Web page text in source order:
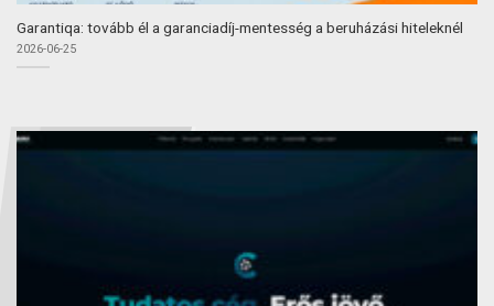
Garantiqa: tovább él a garanciadíj-mentesség a beruházási hiteleknél
2026-06-25